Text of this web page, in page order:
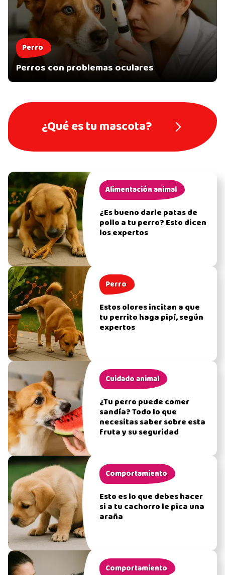
Perro
Perros con problemas oculares
¿Qué es tu mascota?
Alimentación animal
¿Es bueno darle patas de
pollo a tu perro? Esto dicen
los expertos
Perro
Estos olores incitan a que
tu perrito haga pipí, según
expertos
Cuidado animal
¿Tu perro puede comer
sandía? Todo lo que
necesitas saber sobre esta
fruta y su seguridad
Comportamiento
Esto es lo que debes hacer
si a tu cachorro le pica una
araña
Comportamiento